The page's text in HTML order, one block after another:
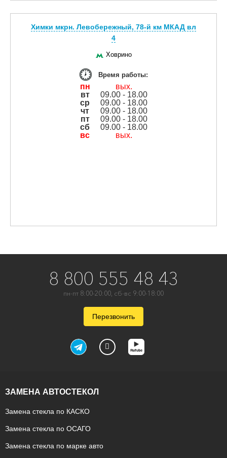
Химки мкрн. Левобережный, 78-й км МКАД вл
4
Ховрино
Время работы:
пн
вых.
вт
09.00 - 18.00
ср
09.00 - 18.00
чт
09.00 - 18.00
пт
09.00 - 18.00
сб
09.00 - 18.00
вс
вых.
8 800 555 48 43
пн-пт 8:00-20:00, сб-вс 9:00-18:00
Перезвонить
ЗАМЕНА АВТОСТЕКОЛ
Замена стекла по КАСКО
Замена стекла по ОСАГО
Замена стекла по марке авто